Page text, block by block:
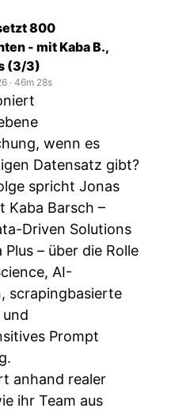
800
- mit Kaba B.,
(3/3)
‧ 46m 28s
wenn es
Datensatz gibt?
spricht Jonas
Kaba Barsch –
Driven Solutions
– über die Rolle
AI-
scrapingbasierte
und
Prompt
anhand realer
ihr Team aus